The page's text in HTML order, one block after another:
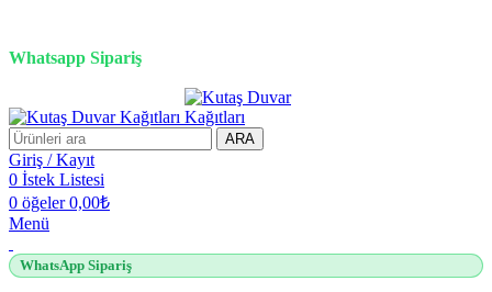
Whatsapp Sipariş
ARA
Giriş / Kayıt
0 İstek Listesi
0 öğeler 0,00₺
Menü
WhatsApp Sipariş